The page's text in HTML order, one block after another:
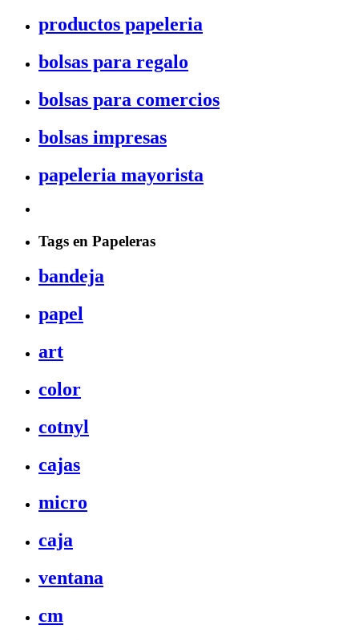
productos papeleria
bolsas para regalo
bolsas para comercios
bolsas impresas
papeleria mayorista
Tags en Papeleras
bandeja
papel
art
color
cotnyl
cajas
micro
caja
ventana
cm